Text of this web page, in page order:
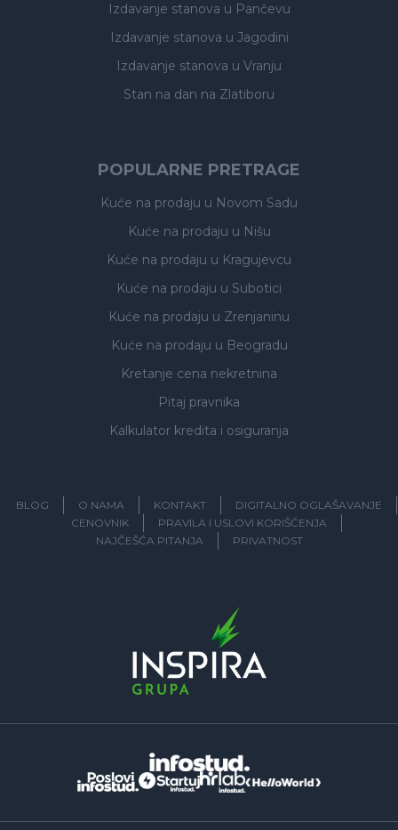
Izdavanje stanova u Pančevu
Izdavanje stanova u Jagodini
Izdavanje stanova u Vranju
Stan na dan na Zlatiboru
POPULARNE PRETRAGE
Kuće na prodaju u Novom Sadu
Kuće na prodaju u Nišu
Kuće na prodaju u Kragujevcu
Kuće na prodaju u Subotici
Kuće na prodaju u Zrenjaninu
Kuće na prodaju u Beogradu
Kretanje cena nekretnina
Pitaj pravnika
Kalkulator kredita i osiguranja
BLOG O NAMA KONTAKT
DIGITALNO OGLAŠAVANJE
CENOVNIK
PRAVILA I USLOVI KORIŠĆENJA
NAJČEŠĆA PITANJA
PRIVATNOST